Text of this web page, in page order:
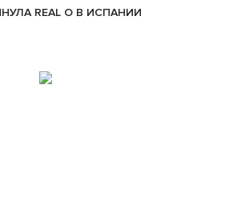
REAL O В ИСПАНИИ